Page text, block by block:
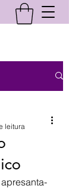
leitura